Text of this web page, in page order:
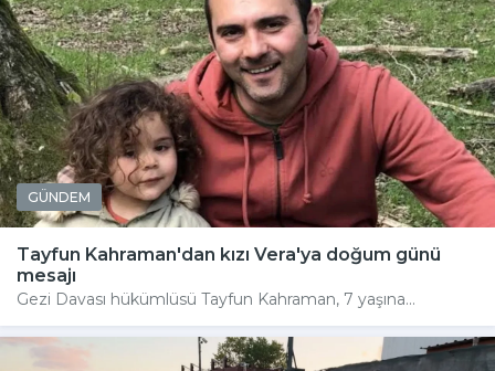
GÜNDEM
Tayfun Kahraman'dan kızı Vera'ya doğum günü
mesajı
Gezi Davası hükümlüsü Tayfun Kahraman, 7 yaşına...